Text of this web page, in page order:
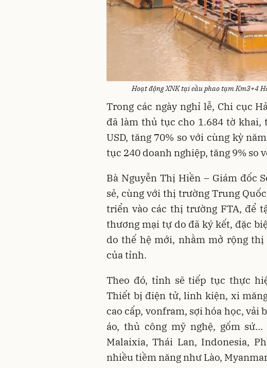
Hoạt động XNK tại cầu phao tạm Km3+4
Trong các ngày nghỉ lễ, Chi cục
đã làm thủ tục cho 1.684 tờ khai,
USD, tăng 70% so với cùng kỳ
tục 240 doanh nghiệp, tăng 9% so
Bà Nguyễn Thị Hiền – Giám đốc
sẻ, cùng với thị trường Trung
triển vào các thị trường FTA, để
thương mại tự do đã ký kết, đặc
do thế hệ mới, nhằm mở rộng
của tỉnh.
Theo đó, tỉnh sẽ tiếp tục thực
Thiết bị điện tử, linh kiện, xi
cao cấp, vonfram, sợi hóa học, vải
áo, thủ công mỹ nghệ, gốm
Malaixia, Thái Lan, Indonesia,
nhiều tiềm năng như Lào,